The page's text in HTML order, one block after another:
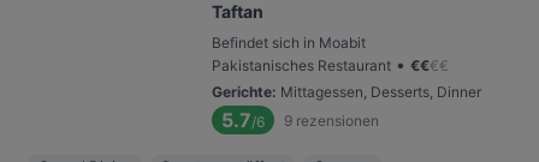
Taftan
Befindet sich in Moabit
Pakistanisches Restaurant • €€€€
Gerichte: Mittagessen, Desserts, Dinner
5.7/6 9 rezensionen